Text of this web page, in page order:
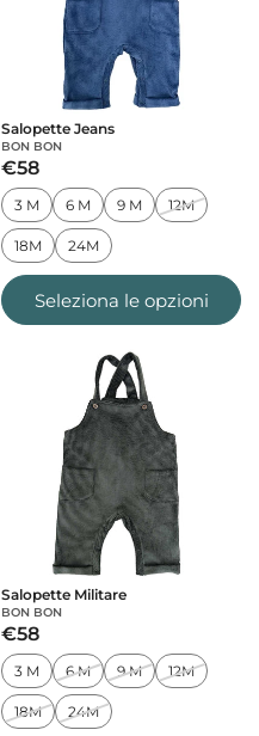
Salopette Jeans
BON BON
€58
3 M 6 M 9 M 12M
18M 24M
Seleziona le opzioni
Salopette Militare
BON BON
€58
3 M 6 M 9 M 12M
18M 24M